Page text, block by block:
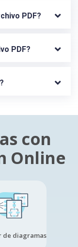
PDF?
PDF?
con
Online
de diagramas